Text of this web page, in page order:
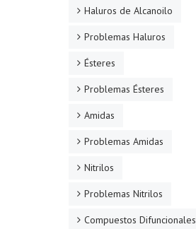
Haluros de Alcanoilo
Problemas Haluros
Ésteres
Problemas Ésteres
Amidas
Problemas Amidas
Nitrilos
Problemas Nitrilos
Compuestos Difuncionales